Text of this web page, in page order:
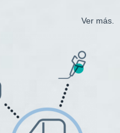
Ver más.